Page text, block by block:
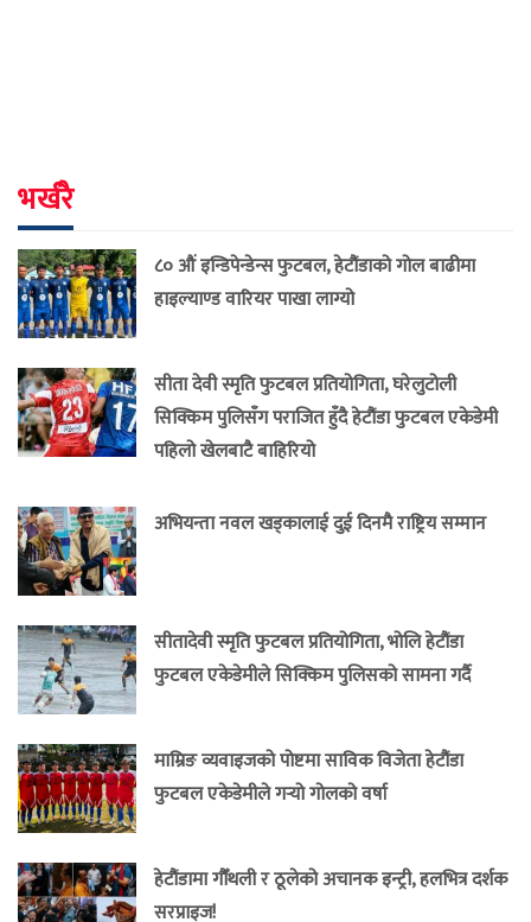
भर्खरै
८० औं इन्डिपेन्डेन्स फुटबल, हेटौंडाको गोल बाढीमा
हाइल्याण्ड वारियर पाखा लाग्यो
सीता देवी स्मृति फुटबल प्रतियोगिता, घरेलुटोली
सिक्किम पुलिसँग पराजित हुँदै हेटौंडा फुटबल एकेडेमी
पहिलो खेलबाटै बाहिरियो
अभियन्ता नवल खड्कालाई दुई दिनमै राष्ट्रिय सम्मान
सीतादेवी स्मृति फुटबल प्रतियोगिता, भोलि हेटौंडा
फुटबल एकेडेमीले सिक्किम पुलिसको सामना गर्दै
माम्रिङ व्यवाइजको पोष्टमा साविक विजेता हेटौंडा
फुटबल एकेडेमीले गर्‍यो गोलको वर्षा
हेटौंडामा गौँथली र ठूलेको अचानक इन्ट्री, हलभित्र दर्शक
सरप्राइज!